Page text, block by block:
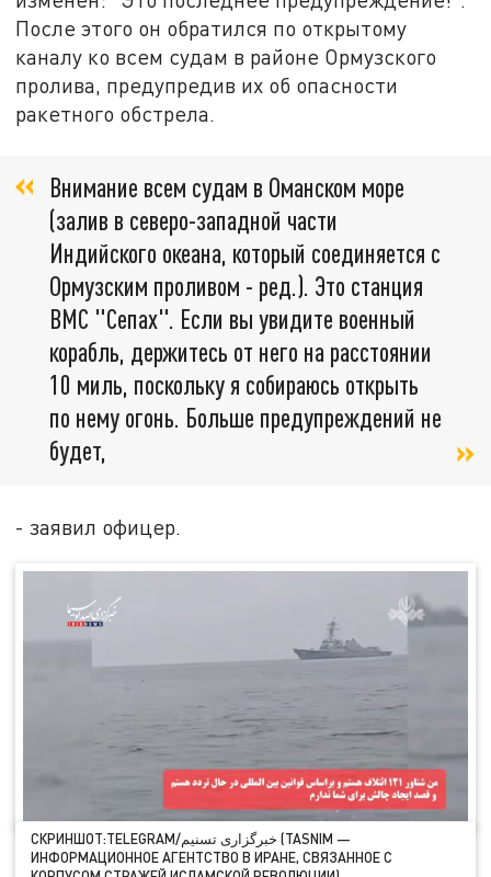
После этого он обратился по открытому
каналу ко всем судам в районе Ормузского
пролива, предупредив их об опасности
ракетного обстрела.
Внимание всем судам в Оманском море
(залив в северо-западной части
Индийского океана, который соединяется с
Ормузским проливом - ред.). Это станция
ВМС "Сепах". Если вы увидите военный
корабль, держитесь от него на расстоянии
10 миль, поскольку я собираюсь открыть
по нему огонь. Больше предупреждений не
будет,
- заявил офицер.
СКРИНШОТ:TELEGRAM/خبرگزاری تسنیم (TASNIM —
ИНФОРМАЦИОННОЕ АГЕНТСТВО В ИРАНЕ, СВЯЗАННОЕ С